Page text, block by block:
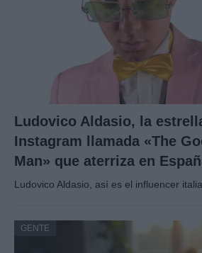
Ludovico Aldasio, la
Instagram llamada «The
Man» que aterriza en
Ludovico Aldasio, así es el influencer
GENTE